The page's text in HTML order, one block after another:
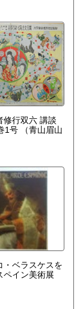
修行双六 講談
1号
（青山眉山
・ベラスケスを
ペイン美術展